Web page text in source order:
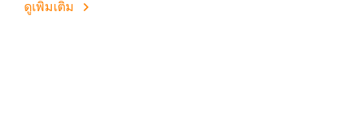
ดูเพิ่มเติม